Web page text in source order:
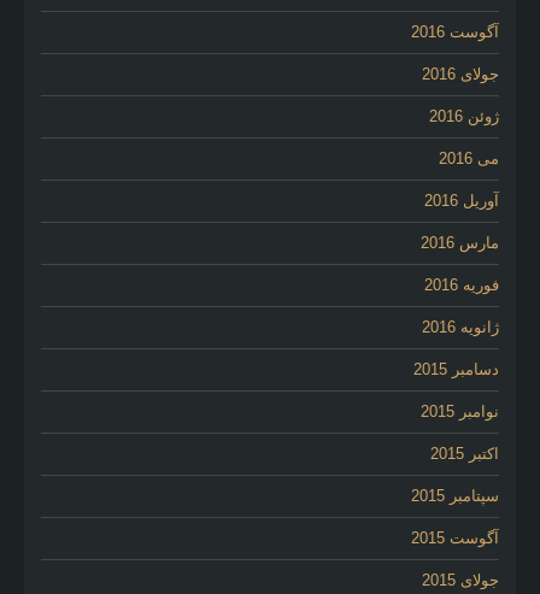
آگوست 2016
جولای 2016
ژوئن 2016
می 2016
آوریل 2016
مارس 2016
فوریه 2016
ژانویه 2016
دسامبر 2015
نوامبر 2015
اکتبر 2015
سپتامبر 2015
آگوست 2015
جولای 2015